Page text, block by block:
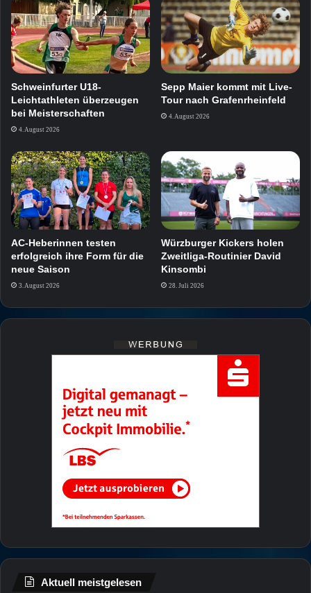
Schweinfurter U18-
Leichtathleten überzeugen
bei Meisterschaften
4. August 2026
Sepp Maier kommt mit Live-
Tour nach Grafenrheinfeld
4. August 2026
AC-Heberinnen testen
erfolgreich ihre Form für die
neue Saison
3. August 2026
Würzburger Kickers holen
Zweitliga-Routinier David
Kinsombi
28. Juli 2026
Aktuell meistgelesen